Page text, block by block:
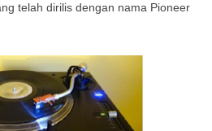
telah dirilis dengan nama Pioneer